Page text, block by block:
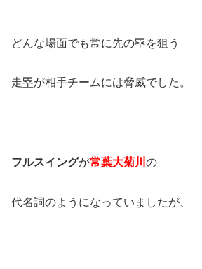
どんな場面でも常に先の塁を狙う
走塁が相手チームには脅威でした。
フルスイングが常葉大菊川 の
代名詞のようになっていましたが、